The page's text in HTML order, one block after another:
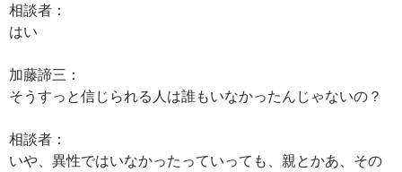
相談者：
はい
加藤諦三：
そうすっと信じられる人は誰もいなかったんじゃないの？
相談者：
いや、異性ではいなかったっていっても、親とかあ、その